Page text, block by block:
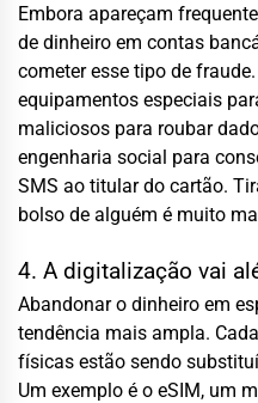
Embora apareçam
de dinheiro em contas
cometer esse tipo de
equipamentos especiais
maliciosos para roubar
engenharia social para
SMS ao titular do cartão.
bolso de alguém é muito
4. A digitalização vai
Abandonar o dinheiro em
tendência mais ampla.
físicas estão sendo
Um exemplo é o eSIM, um